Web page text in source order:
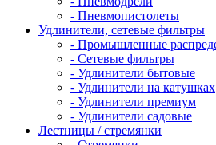
- Пневмопистолеты
Удлинители, сетевые фильтры
- Промышленные
- Сетевые фильтры
- Удлинители бытовые
- Удлинители на катушках
- Удлинители премиум
- Удлинители садовые
Лестницы / стремянки